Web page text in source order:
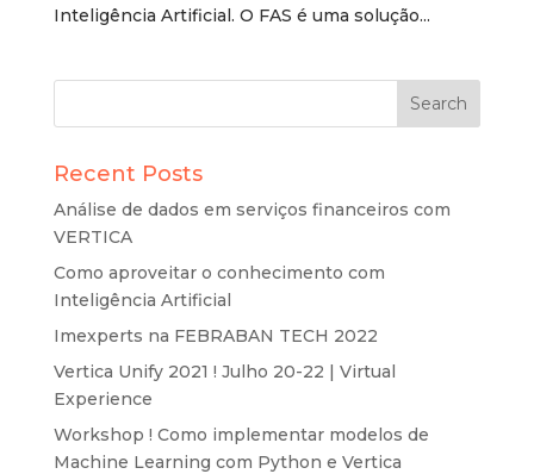
Inteligência Artificial. O FAS é uma solução...
Recent Posts
Análise de dados em serviços financeiros com
VERTICA
Como aproveitar o conhecimento com
Inteligência Artificial
Imexperts na FEBRABAN TECH 2022
Vertica Unify 2021 ! Julho 20-22 | Virtual
Experience
Workshop ! Como implementar modelos de
Machine Learning com Python e Vertica